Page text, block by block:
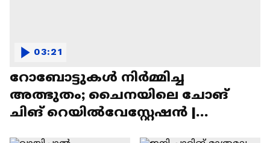
റോബോട്ടുകൾ നിർമ്മിച്ച
അത്ഭുതം; ചൈനയിലെ ചോങ്
ചിങ് റെയിൽവേസ്റ്റേഷൻ |
03:21